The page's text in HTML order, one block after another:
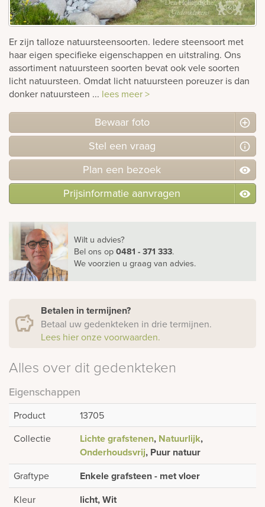
Bekijk
ook:
Er zijn talloze natuursteensoorten. Iedere steensoort met
haar eigen specifieke eigenschappen en uitstraling. Ons
assortiment natuursteen soorten bevat ook vele soorten
licht natuursteen. Omdat licht natuursteen poreuzer is dan
donker natuursteen ... lees meer >
Bewaar foto
Stel een vraag
Plan een bezoek
Prijsinformatie aanvragen
Wilt u advies?
Bel ons op0481 - 371 333.
We voorzien u graag van advies.
Betalen in termijnen?
Betaal uw gedenkteken in drie termijnen.
Lees hier onze voorwaarden.
Alles over dit gedenkteken
Eigenschappen
Product
13705
Collectie
Lichte grafstenen, Natuurlijk,
Onderhoudsvrij, Puur natuur
Graftype Enkele grafsteen - met vloer
Kleur licht, Wit